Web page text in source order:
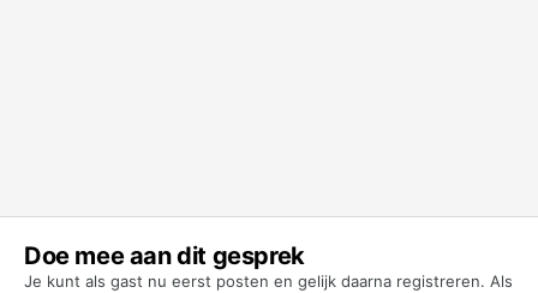
Doe mee aan dit gesprek
Je kunt als gast nu eerst posten en gelijk daarna registreren. Als